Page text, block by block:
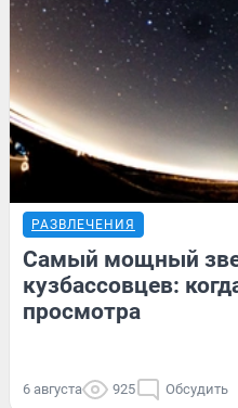
РАЗВЛЕЧЕНИЯ
Самый мощный
кузбассовцев:
просмотра
6 августа 925 Обсудить